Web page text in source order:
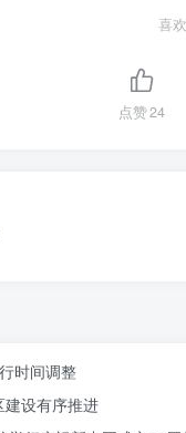
喜
点赞24
时间调整
建设有序推进